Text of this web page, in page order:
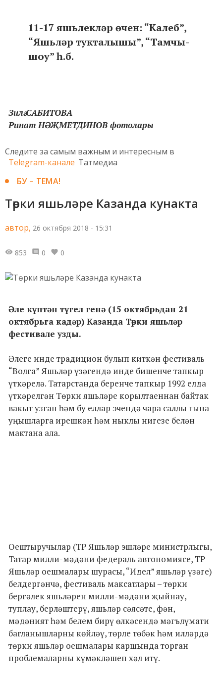
11-17 яшьлекләр өчен: “Калеб”,
“Яшьләр тукталышы”, “Тамчы-
шоу” һ.б.
Зилә САБИТОВА
Ринат НӘҖМЕТДИНОВ фотолары
Следите за самым важным и интересным в
Telegram-канале Татмедиа
БУ – ТЕМА!
Төрки яшьләре Казанда кунакта
автор, 26 октября 2018 - 15:31
853 0 0
Әле күптән түгел генә (15 октябрьдан 21
октябрьга кадәр) Казанда Төрки яшьләр
фестивале узды.
Әлеге инде традицион булып киткән фестиваль
“Волга” Яшьләр үзәгендә инде бишенче тапкыр
үткәрелә. Татарстанда беренче тапкыр 1992 елда
үткәрелгән Төрки яшьләре корылтаеннан байтак
вакыт узган һәм бу еллар эчендә чара саллы гына
уңышларга ирешкән һәм ныклы нигезе белән
мактана ала.
Оештыручылар (ТР Яшьләр эшләре министрлыгы,
Татар милли-мәдәни федераль автономиясе, ТР
Яшьләр оешмалары шурасы, “Идел” яшьләр үзәге)
белдергәнчә, фестиваль максатлары – төрки
бергәлек яшьләрен милли-мәдәни җыйнау,
туплау, берләштерү, яшьләр сәясәте, фән,
мәдәният һәм белем бирү өлкәсендә мәгълүмати
багланышларны көйләү, төрле төбәк һәм илләрдә
төрки яшьләр оешмалары каршында торган
проблемаларны күмәкләшеп хәл итү.